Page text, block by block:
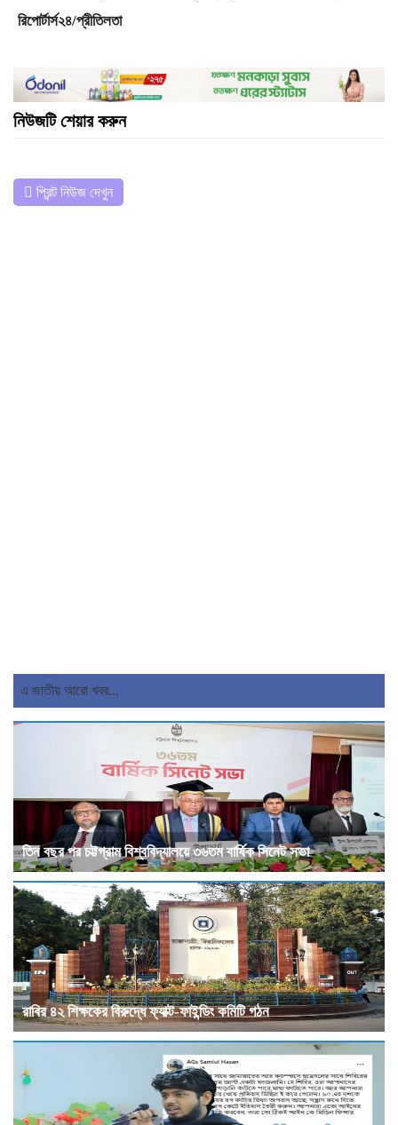
রিপোর্টার্স২৪/প্রীতিলতা
নিউজটি শেয়ার করুন
প্রিন্ট নিউজ দেখুন
এ জাতীয় আরো খবর...
তিন বছর পর চট্টগ্রাম বিশ্ববিদ্যালয়ে ৩৬তম বার্ষিক সিনেট সভা
রাবির ৪২ শিক্ষকের বিরুদ্ধে ফ্যাক্ট-ফাইন্ডিং কমিটি গঠন